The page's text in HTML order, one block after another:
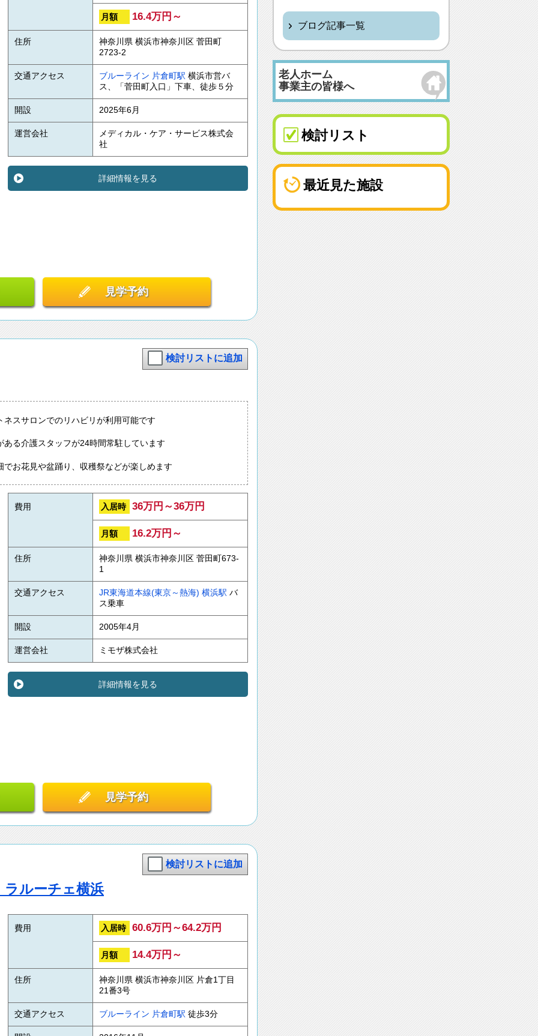
月額 16.4万円～
住所
神奈川県 横浜市神奈川区 菅田町
2723-2
交通アクセス ブルーライン 片倉町駅 横浜市営バ
ス、「菅田町入口」下車、徒歩５分
開設 2025年6月
運営会社
メディカル・ケア・サービス株式会
社
詳細情報を見る
見学予約
検討リストに追加
ネスサロンでのリハビリが利用可能です
ある介護スタッフが24時間常駐しています
でお花見や盆踊り、収穫祭などが楽しめます
費用 入居時 36万円～36万円
月額 16.2万円～
住所
神奈川県 横浜市神奈川区 菅田町673-
1
交通アクセス JR東海道本線(東京～熱海) 横浜駅 バ
ス乗車
開設 2005年4月
運営会社 ミモザ株式会社
詳細情報を見る
見学予約
検討リストに追加
ルーチェ横浜
費用 入居時 60.6万円～64.2万円
月額 14.4万円～
住所
神奈川県 横浜市神奈川区 片倉1丁目
21番3号
交通アクセス ブルーライン 片倉町駅 徒歩3分
ブログ記事一覧
老人ホーム
事業主の皆様へ
検討リスト
最近見た施設